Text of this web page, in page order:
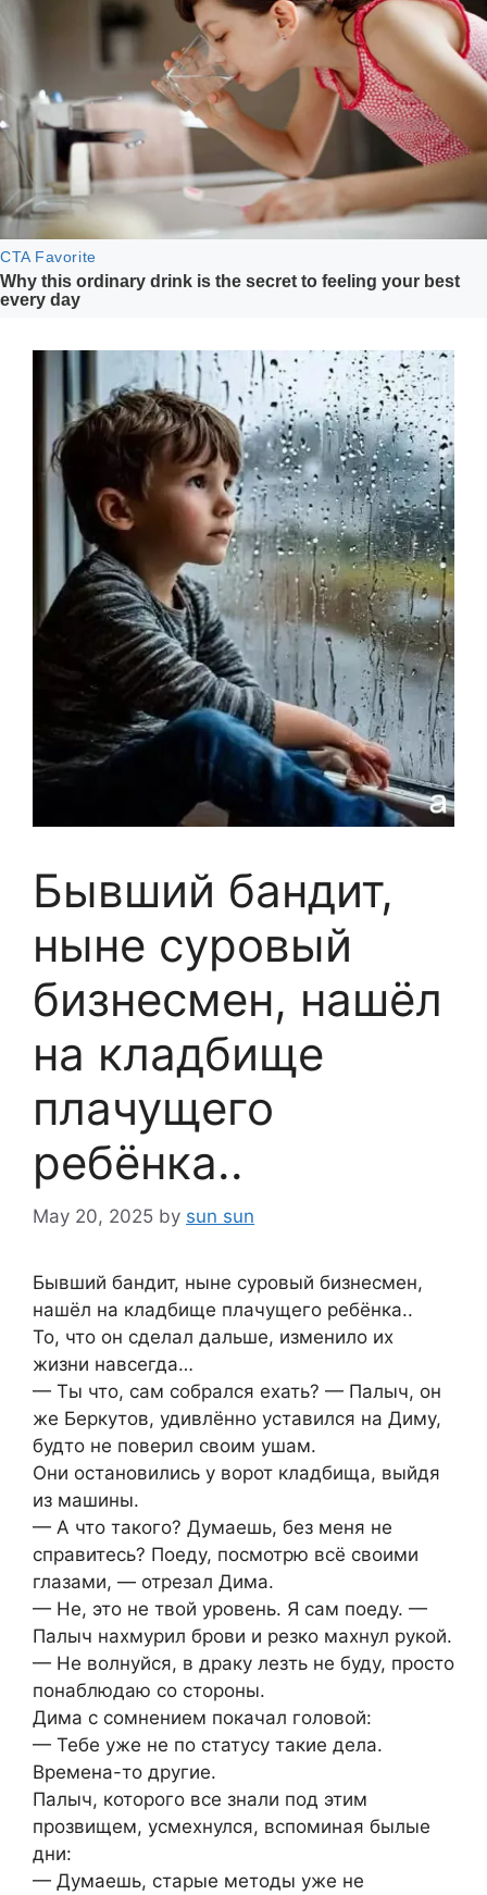
Бывший бандит,
ныне суровый
бизнесмен, нашёл
на кладбище
плачущего
ребёнка..
May 20, 2025 by sun sun
Бывший бандит, ныне суровый бизнесмен,
нашёл на кладбище плачущего ребёнка..
То, что он сделал дальше, изменило их
жизни навсегда…
— Ты что, сам собрался ехать? — Палыч, он
же Беркутов, удивлённо уставился на Диму,
будто не поверил своим ушам.
Они остановились у ворот кладбища, выйдя
из машины.
— А что такого? Думаешь, без меня не
справитесь? Поеду, посмотрю всё своими
глазами, — отрезал Дима.
— Не, это не твой уровень. Я сам поеду. —
Палыч нахмурил брови и резко махнул рукой.
— Не волнуйся, в драку лезть не буду, просто
понаблюдаю со стороны.
Дима с сомнением покачал головой:
— Тебе уже не по статусу такие дела.
Времена-то другие.
Палыч, которого все знали под этим
прозвищем, усмехнулся, вспоминая былые
дни:
— Думаешь, старые методы уже не